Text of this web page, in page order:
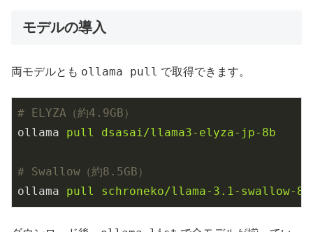
モデルの導入
両モデルとも ollama pull で取得できます。
# ELYZA（約4.9GB）
ollama
pull dsasai/llama3-elyza-jp-8b
# Swallow（約8.5GB）
ollama
pull schroneko/llama-3.1-swallow-